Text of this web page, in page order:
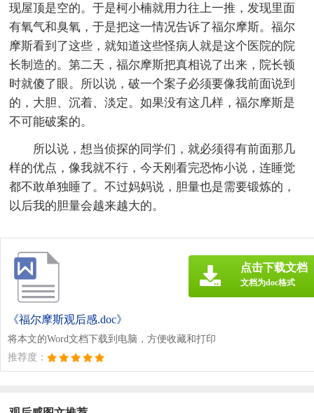
现屋顶是空的。于是柯小楠就用力往上一推，发现里面
有氧气和臭氧，于是把这一情况告诉了福尔摩斯。福尔
摩斯看到了这些，就知道这些怪病人就是这个医院的院
长制造的。第二天，福尔摩斯把真相说了出来，院长顿
时就傻了眼。所以说，破一个案子必须要像我前面说到
的，大胆、沉着、淡定。如果没有这几样，福尔摩斯是
不可能破案的。
所以说，想当侦探的同学们，就必须得有前面那几
样的优点，像我就不行，今天刚看完恐怖小说，连睡觉
都不敢单独睡了。不过妈妈说，胆量也是需要锻炼的，
以后我的胆量会越来越大的。
《福尔摩斯观后感.doc》
将本文的Word文档下载到电脑，方便收藏和打印
推荐度：
点击下载文档
文档为doc格式